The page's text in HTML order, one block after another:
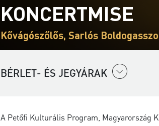
KONCERTMISE
Kővágószőlős, Sarlós
BÉRLET- ÉS JEGYÁRAK
A Petőfi Kulturális Program, Magyarország